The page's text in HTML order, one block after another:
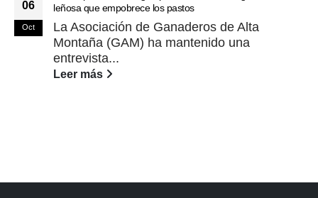
06
Oct
leñosa que empobrece los pastos
La Asociación de Ganaderos de Alta
Montaña (GAM) ha mantenido una
entrevista...
Leer más